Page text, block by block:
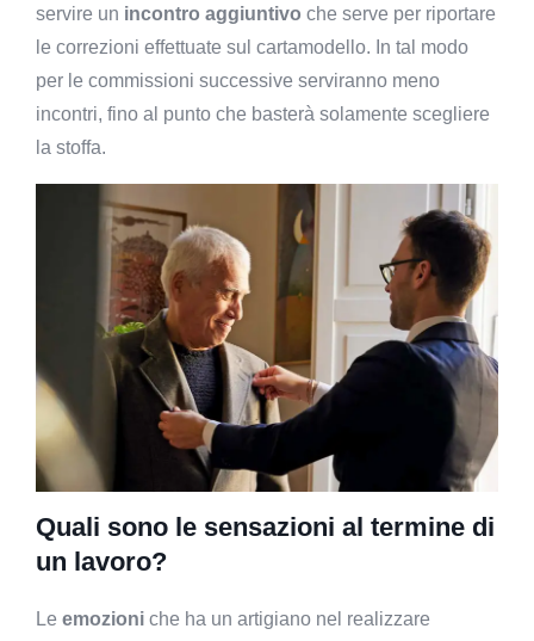
servire un incontro aggiuntivo che serve per riportare
le correzioni effettuate sul cartamodello. In tal modo
per le commissioni successive serviranno meno
incontri, fino al punto che basterà solamente scegliere
la stoffa.
Quali sono le sensazioni al termine di
un lavoro?
Le emozioni che ha un artigiano nel realizzare